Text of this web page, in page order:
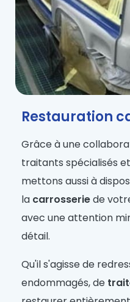
Restauration
Grâce à une
traitants spécialisés
mettons aussi à
la carrosseriede
avec une attention
détail.
Qu'il s'agisse de
endommagés, de